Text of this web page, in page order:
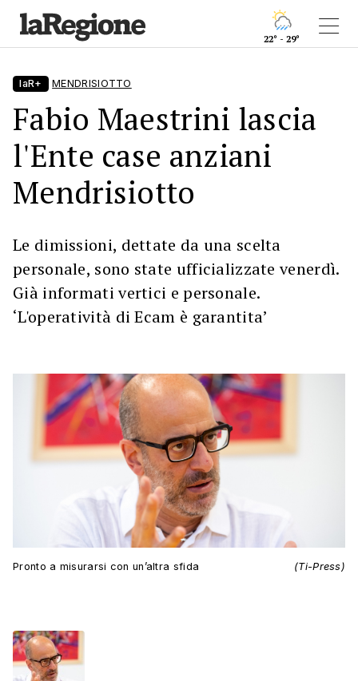
22° - 29°
laR+ MENDRISIOTTO
Fabio Maestrini lascia
l'Ente case anziani
Mendrisiotto
Le dimissioni, dettate da una scelta
personale, sono state ufficializzate venerdì.
Già informati vertici e personale.
‘L'operatività di Ecam è garantita’
Pronto a misurarsi con un’altra sfida (Ti-Press)